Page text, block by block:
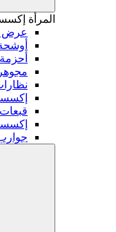
المرأة
عرض
أحزمة